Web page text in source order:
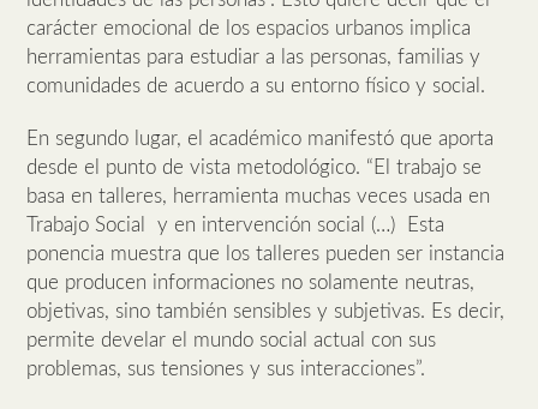
carácter emocional de los espacios urbanos implica
herramientas para estudiar a las personas, familias y
comunidades de acuerdo a su entorno físico y social.
En segundo lugar, el académico manifestó que aporta
desde el punto de vista metodológico. “El trabajo se
basa en talleres, herramienta muchas veces usada en
Trabajo Social y en intervención social (…) Esta
ponencia muestra que los talleres pueden ser instancia
que producen informaciones no solamente neutras,
objetivas, sino también sensibles y subjetivas. Es decir,
permite develar el mundo social actual con sus
problemas, sus tensiones y sus interacciones”.